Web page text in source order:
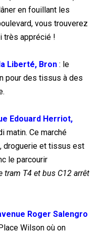
en fouillant les
vous trouverez
très apprécié !
Liberté, Bron : le
pour des tissus à des
Edouard Herriot,
matin. Ce marché
droguerie et tissus est
le parcourir
tram T4 et bus C12 arrêt
Roger Salengro
Wilson où on